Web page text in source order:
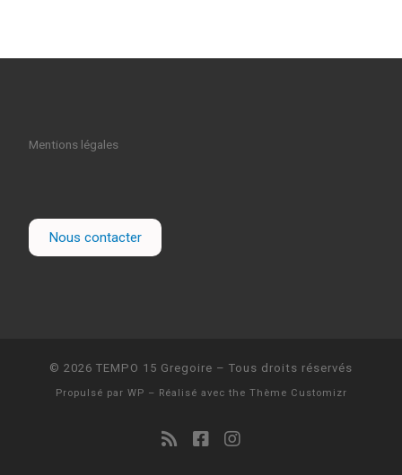
Mentions légales
Nous contacter
© 2026 TEMPO 15 Gregoire – Tous droits réservés
Propulsé par WP – Réalisé avec the Thème Customizr